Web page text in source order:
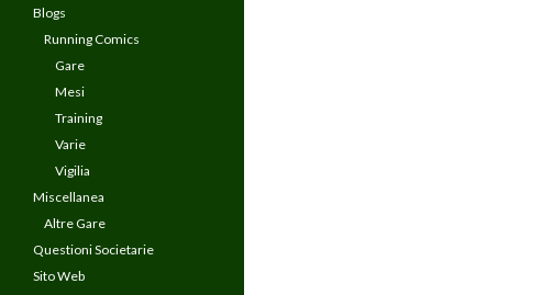
Blogs
Running Comics
Gare
Mesi
Training
Varie
Vigilia
Miscellanea
Altre Gare
Questioni Societarie
Sito Web